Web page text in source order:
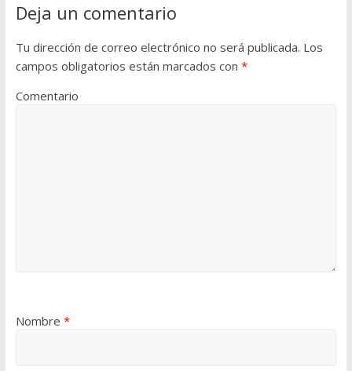
Deja un comentario
Tu dirección de correo electrónico no será publicada. Los
campos obligatorios están marcados con *
Comentario
Nombre *